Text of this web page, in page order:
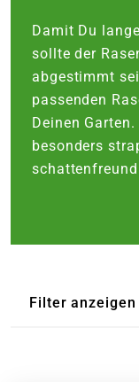
Damit Du
sollte der
abgestimmt
passenden
Deinen
besonders
Filter